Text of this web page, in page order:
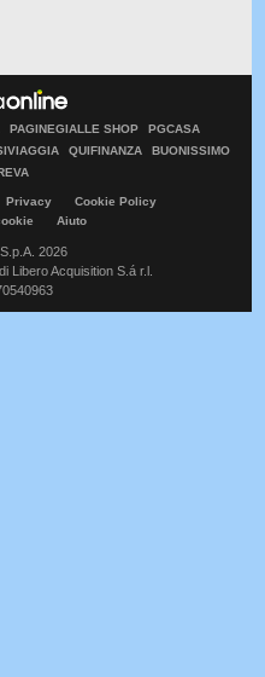
PAGINEGIALLE SHOP
PGCASA
QUIFINANZA
BUONISSIMO
Privacy
Cookie Policy
Aiuto
2026
Libero Acquisition S.á r.l.